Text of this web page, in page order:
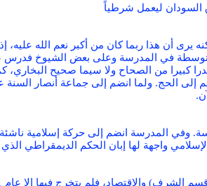
السودان ليعمل شرطياً
أن هذا ربما كان من أكبر نعم الله عليه،
في المدرسة وعلى بعض الشيوخ فدرس
كبيرا من الصحاح ولا سيما صحيح
الحج. ولما انضم إلى جماعة أنصار السنة
في الدراسة. وفي المدرسة انضم إلى حركة
واجهة لها إبان الحكم الديمقراطي